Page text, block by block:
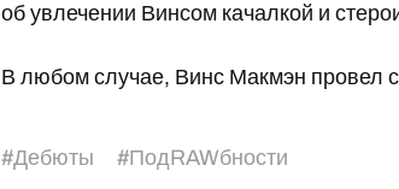
об увлечении Винсом качалкой и
В любом случае, Винс Макмэн провел
#Дебюты #ПодRAWбности